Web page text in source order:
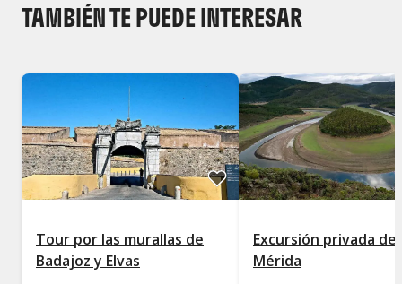
TAMBIÉN TE PUEDE INTERESAR
Tour por las murallas de
Badajoz y Elvas
Excursión privada
Mérida